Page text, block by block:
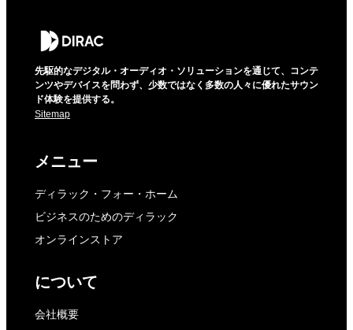
先駆的なデジタル・オーディオ・ソリューションを通じて、コンテ
ンツやデバイスを問わず、少数ではなく多数の人々に優れたサウン
ド体験を提供する。
Sitemap
メニュー
ディラック・フォー・ホーム
ビジネスのためのディラック
オンラインストア
について
会社概要